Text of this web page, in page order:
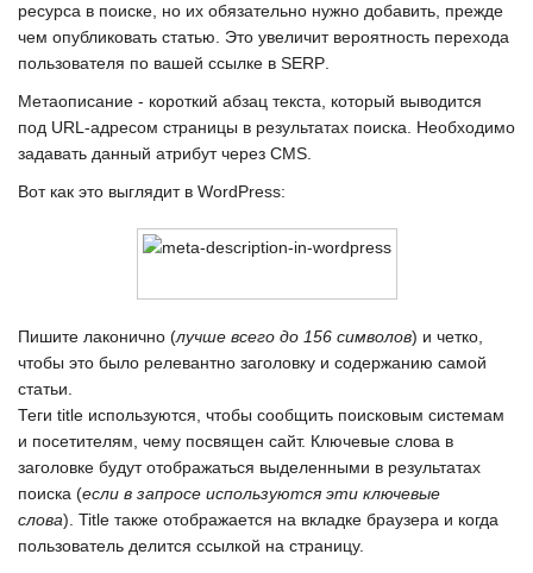
ресурса в поиске, но их обязательно нужно добавить, прежде
чем опубликовать статью. Это увеличит вероятность перехода
пользователя по вашей ссылке в SERP
Метаописание - короткий абзац текста, который выводится
под URL-адресом страницы в результатах поиска. Необходимо
задавать данный атрибут через CMS
Вот как это выглядит в WordPress:
Пишите лаконично (лучше всего до 156 символов) и четко,
чтобы это было релевантно заголовку и содержанию самой
статьи.
Теги title используются, чтобы сообщить поисковым системам
и посетителям, чему посвящен сайт. Ключевые слова в
заголовке будут отображаться выделенными в результатах
поиска (если в запросе используются эти ключевые
слова). Title также отображается на вкладке браузера и когда
пользователь делится ссылкой на страницу.